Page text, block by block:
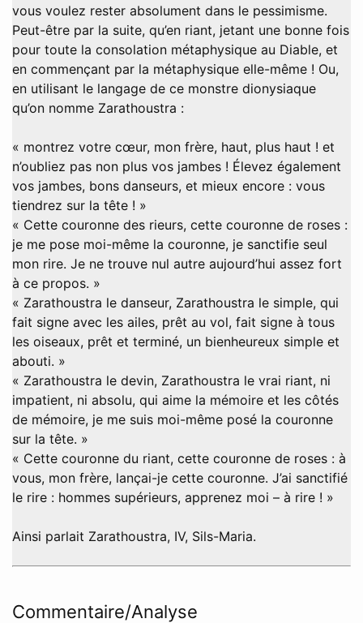
vous voulez rester absolument dans le pessimisme.
Peut-être par la suite, qu’en riant, jetant une bonne fois
pour toute la consolation métaphysique au Diable, et
en commençant par la métaphysique elle-même ! Ou,
en utilisant le langage de ce monstre dionysiaque
qu’on nomme Zarathoustra :
« montrez votre cœur, mon frère, haut, plus haut ! et
n’oubliez pas non plus vos jambes ! Élevez également
vos jambes, bons danseurs, et mieux encore : vous
tiendrez sur la tête ! »
« Cette couronne des rieurs, cette couronne de roses :
je me pose moi-même la couronne, je sanctifie seul
mon rire. Je ne trouve nul autre aujourd’hui assez fort
à ce propos. »
« Zarathoustra le danseur, Zarathoustra le simple, qui
fait signe avec les ailes, prêt au vol, fait signe à tous
les oiseaux, prêt et terminé, un bienheureux simple et
abouti. »
« Zarathoustra le devin, Zarathoustra le vrai riant, ni
impatient, ni absolu, qui aime la mémoire et les côtés
de mémoire, je me suis moi-même posé la couronne
sur la tête. »
« Cette couronne du riant, cette couronne de roses : à
vous, mon frère, lançai-je cette couronne. J’ai sanctifié
le rire : hommes supérieurs, apprenez moi – à rire ! »
Ainsi parlait Zarathoustra, IV, Sils-Maria.
Commentaire/Analyse